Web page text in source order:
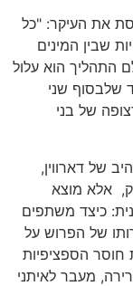
את העיקר: "כל
שבין המינים
התהליך הוא עלול
שלבסוף שני
של בני
של דארווין,
אלא מוצא
כיצד משתפים
של הפרוש על
חוסר הספציפיות
מעבר לאיתני